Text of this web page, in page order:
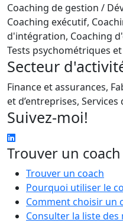
Coaching de gestion /
Coaching exécutif,
d'intégration, Coaching
Tests psychométriques
Secteur
Finance et assurances,
et d’entreprises, Services
Suivez-moi!
Trouver un coach
Trouver un coach
Pourquoi utiliser le
Comment choisir un
Consulter la liste des